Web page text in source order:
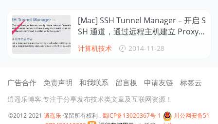
[Mac] SSH Tunnel Manager – 开启 S
SH 通道，通过远程主机建立 Proxy
代理服务器！
计算机技术 2014-11-28
广告合作 免责声明 和我联系 留言板 申请友链 标签云
逍遥乐博客,专注于分享发布技术类文章及互联网资源！
©2012-2021 逍遥乐保留所有权利 . 蜀ICP备13020367号-1
川公网安备51